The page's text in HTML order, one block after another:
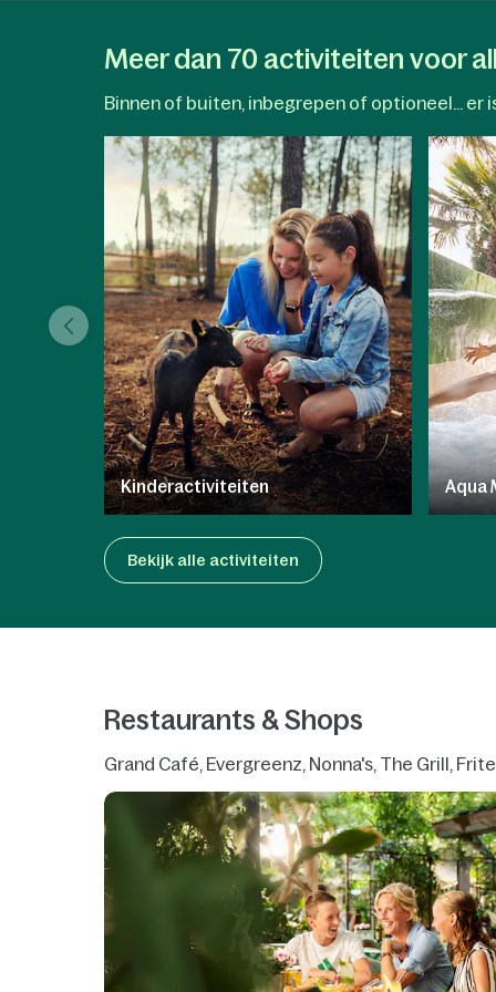
ontdekkingsreis en onthult de
Meer dan 70 activiteiten voor
Binnen of buiten, inbegrepen of optioneel... er
Kinderactiviteiten Aqua
Bekijk alle activiteiten
Restaurants & Shops
Grand Café, Evergreenz, Nonna's, The Grill,